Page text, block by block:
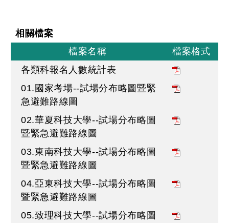
相關檔案
檔案名稱
檔案格式
各類科報名人數統計表
01.國家考場--試場分布略圖暨緊
急避難路線圖
02.華夏科技大學--試場分布略圖
暨緊急避難路線圖
03.東南科技大學--試場分布略圖
暨緊急避難路線圖
04.亞東科技大學--試場分布略圖
暨緊急避難路線圖
05.致理科技大學--試場分布略圖